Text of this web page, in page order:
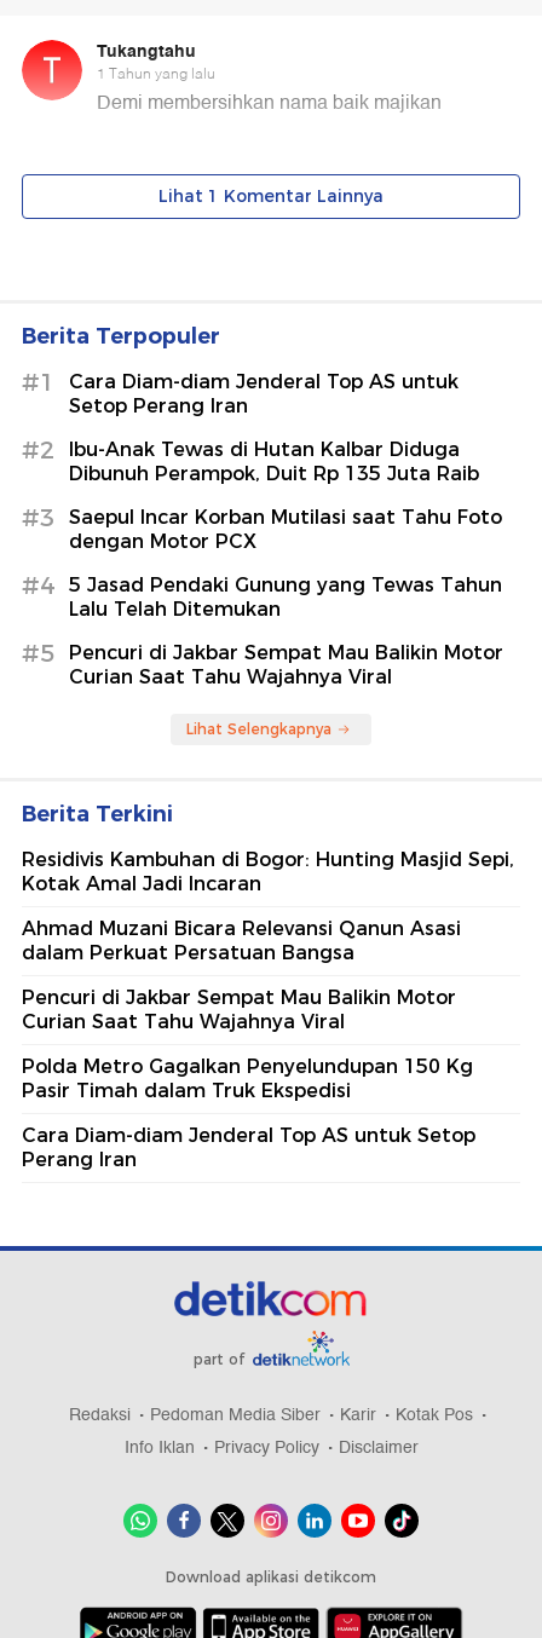
Berita Terpopuler
#1
Cara Diam-diam Jenderal Top AS untuk
Setop Perang Iran
#2
Ibu-Anak Tewas di Hutan Kalbar Diduga
Dibunuh Perampok, Duit Rp 135 Juta Raib
#3
Saepul Incar Korban Mutilasi saat Tahu Foto
dengan Motor PCX
#4
5 Jasad Pendaki Gunung yang Tewas Tahun
Lalu Telah Ditemukan
#5
Pencuri di Jakbar Sempat Mau Balikin Motor
Curian Saat Tahu Wajahnya Viral
Lihat Selengkapnya
Berita Terkini
Residivis Kambuhan di Bogor: Hunting Masjid Sepi,
Kotak Amal Jadi Incaran
Ahmad Muzani Bicara Relevansi Qanun Asasi
dalam Perkuat Persatuan Bangsa
Pencuri di Jakbar Sempat Mau Balikin Motor
Curian Saat Tahu Wajahnya Viral
Polda Metro Gagalkan Penyelundupan 150 Kg
Pasir Timah dalam Truk Ekspedisi
Cara Diam-diam Jenderal Top AS untuk Setop
Perang Iran
part of
Redaksi Pedoman Media Siber Karir
Kotak Pos
Info Iklan
Privacy Policy Disclaimer
Download aplikasi detikcom